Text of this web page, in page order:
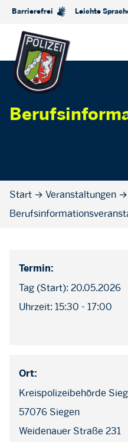
Barrierefrei Leichte
Start → Veranstaltungen →
Termin:
Tag (Start): 20.05.2026
Uhrzeit: 15:30 - 17:00
Ort:
Kreispolizeibehörde
57076 Siegen
Weidenauer Straße 231